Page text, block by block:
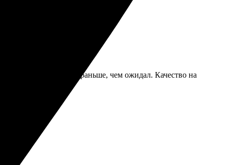
пришли даже раньше, чем ожидал. Качество на